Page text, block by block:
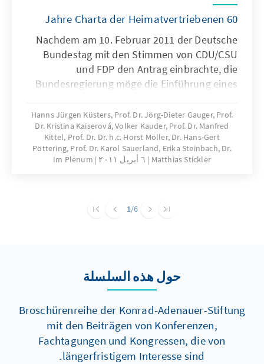
60 Jahre Charta der Heimatvertriebenen
Nachdem am 10. Februar 2011 der Deutsche
Bundestag mit den Stimmen von CDU/CSU
und FDP den Antrag einbrachte, die
Bundesregierung möge die Einführung eines
erneut nicht nur ein historischer, sondern
auch ein politischer Streit um die
angemessene Würdigung der Charta der
Heimatvertriebenen aus. Schon im Juli 2010
Flucht und Vertreibung, Integration und
im vorliegenden Band dokumentiert wird,
diente dazu, einen Beitrag zu immer wieder
aufbrechenden geschichtspolitischen
Diskussionen zu leisten.
Hanns Jürgen Küsters, Prof. Dr. Jörg-Dieter Gauger, Prof.
Dr. Kristina Kaiserová, Volker Kauder, Prof. Dr. Manfred
Kittel, Prof. Dr. Dr. h.c. Horst Möller, Dr. Hans-Gert
Pöttering, Prof. Dr. Karol Sauerland, Erika Steinbach, Dr.
Matthias Stickler
٦ أبريل ٢٠١١ Im Plenum
1/6
حول هذه السلسلة
Broschürenreihe der Konrad-Adenauer-Stiftung
mit den Beiträgen von Konferenzen,
Fachtagungen und Kongressen, die von
längerfristigem Interesse sind.